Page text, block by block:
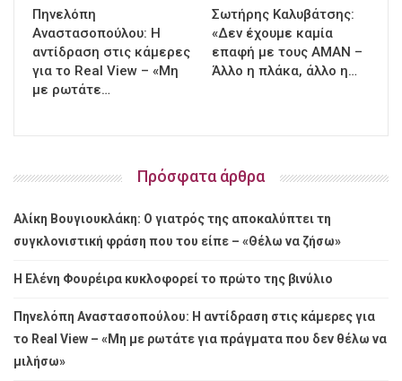
Πηνελόπη
Αναστασοπούλου: Η
αντίδραση στις κάμερες
για το Real View – «Μη
με ρωτάτε…
Σωτήρης Καλυβάτσης:
«Δεν έχουμε καμία
επαφή με τους ΑΜΑΝ –
Άλλο η πλάκα, άλλο η…
Πρόσφατα άρθρα
Αλίκη Βουγιουκλάκη: Ο γιατρός της αποκαλύπτει τη
συγκλονιστική φράση που του είπε – «Θέλω να ζήσω»
Η Ελένη Φουρέιρα κυκλοφορεί το πρώτο της βινύλιο
Πηνελόπη Αναστασοπούλου: Η αντίδραση στις κάμερες για
το Real View – «Μη με ρωτάτε για πράγματα που δεν θέλω να
μιλήσω»